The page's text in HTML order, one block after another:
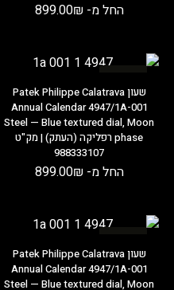
החל מ- 899.00₪
שעון Patek Philippe Calatrava
Annual Calendar 4947/1A-001
Steel — Blue textured dial, Moon
phase רפליקה (העתק) | מק"ט
988333107
החל מ- 899.00₪
שעון Patek Philippe Calatrava
Annual Calendar 4947/1A-001
Steel — Blue textured dial, Moon